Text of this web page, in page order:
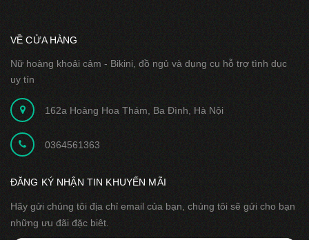
VỀ CỬA HÀNG
Nữ hoàng khoải cảm - Bikini, đồ ngủ và dụng cụ hỗ trợ tình dục
uy tín
162a Hoàng Hoa Thám, Ba Đình, Hà Nội
0364561363
ĐĂNG KÝ NHẬN TIN KHUYẾN MÃI
Hãy gửi chúng tôi địa chỉ email của bạn, chúng tôi sẽ gửi cho bạn
những ưu đãi đặc biêt.